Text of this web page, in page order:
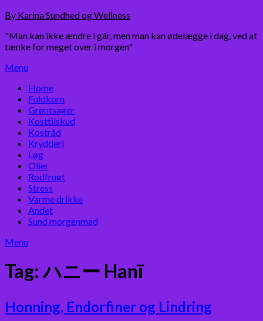
Skip
content
By Karina Sundhed og Wellness
"Man kan ikke ændre i går, men man kan ødelægge i dag, ved at
tænke for meget over i morgen"
Menu
Home
Fuldkorn
Grøntsager
Kosttilskud
Kostråd
Krydderi
Løg
Olier
Rodfrugt
Stress
Varme drikke
Andet
Sund morgenmad
Menu
Tag:ハニー Hanī
Honning, Endorfiner og Lindring